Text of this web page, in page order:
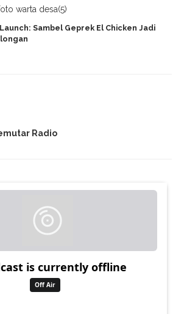
Sambel Geprek El Chicken Jadi
Radio